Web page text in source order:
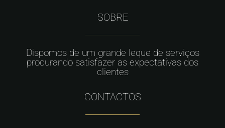
SOBRE
Dispomos de um grande leque de serviços
procurando satisfazer as expectativas dos
clientes
CONTACTOS